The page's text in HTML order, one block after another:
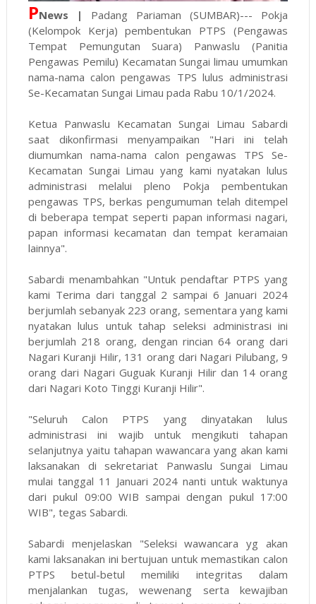
PNews |
Padang Pariaman (SUMBAR)--- Pokja
(Kelompok Kerja) pembentukan PTPS (Pengawas
Tempat Pemungutan Suara) Panwaslu (Panitia
Pengawas Pemilu) Kecamatan Sungai limau umumkan
nama-nama calon pengawas TPS lulus administrasi
Se-Kecamatan Sungai Limau pada Rabu 10/1/2024.
Ketua Panwaslu Kecamatan Sungai Limau Sabardi
saat dikonfirmasi menyampaikan "Hari ini telah
diumumkan nama-nama calon pengawas TPS Se-
Kecamatan Sungai Limau yang kami nyatakan lulus
administrasi melalui pleno Pokja pembentukan
pengawas TPS, berkas pengumuman telah ditempel
di beberapa tempat seperti papan informasi nagari,
papan informasi kecamatan dan tempat keramaian
lainnya".
Sabardi menambahkan "Untuk pendaftar PTPS yang
kami Terima dari tanggal 2 sampai 6 Januari 2024
berjumlah sebanyak 223 orang, sementara yang kami
nyatakan lulus untuk tahap seleksi administrasi ini
berjumlah 218 orang, dengan rincian 64 orang dari
Nagari Kuranji Hilir, 131 orang dari Nagari Pilubang, 9
orang dari Nagari Guguak Kuranji Hilir dan 14 orang
dari Nagari Koto Tinggi Kuranji Hilir".
"Seluruh Calon PTPS yang dinyatakan lulus
administrasi ini wajib untuk mengikuti tahapan
selanjutnya yaitu tahapan wawancara yang akan kami
laksanakan di sekretariat Panwaslu Sungai Limau
mulai tanggal 11 Januari 2024 nanti untuk waktunya
dari pukul 09:00 WIB sampai dengan pukul 17:00
WIB", tegas Sabardi.
Sabardi menjelaskan "Seleksi wawancara yg akan
kami laksanakan ini bertujuan untuk memastikan calon
PTPS betul-betul memiliki integritas dalam
menjalankan tugas, wewenang serta kewajiban